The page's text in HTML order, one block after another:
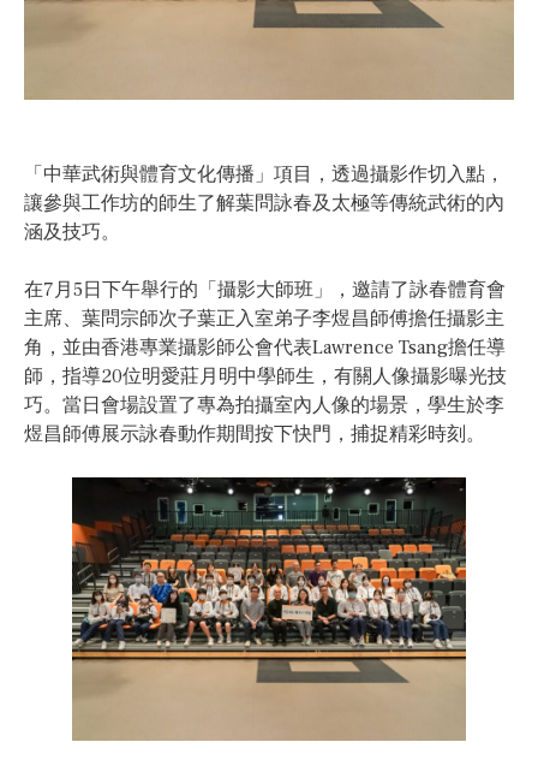
「中華武術與體育文化傳播」項目，透過攝影作切入點，
讓參與工作坊的師生了解葉問詠春及太極等傳統武術的內
涵及技巧。
在7月5日下午舉行的「攝影大師班」，邀請了詠春體育會
主席、葉問宗師次子葉正入室弟子李煜昌師傅擔任攝影主
角，並由香港專業攝影師公會代表Lawrence Tsang擔任導
師，指導20位明愛莊月明中學師生，有關人像攝影曝光技
巧。當日會場設置了專為拍攝室內人像的場景，學生於李
煜昌師傅展示詠春動作期間按下快門，捕捉精彩時刻。